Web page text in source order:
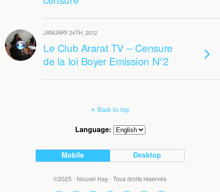
JANUARY 24TH, 2012
Le Club Ararat TV – Censure
de la loi Boyer Emission N°2
Back to top
Language:
Mobile Desktop
©2025 - Nouvel Hay - Tous droits réservés